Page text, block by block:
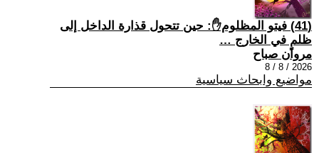
(41) فيتو المظلوم✋: حين تتحول قذارة الداخل إلى
ظلمٍ في الخارج …
مروان صباح
2026 / 8 / 8
مواضيع وابحاث سياسية